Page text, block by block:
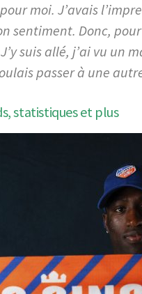
moi. J’avais
sentiment. Donc,
suis allé, j’ai vu un
passer à une
statistiques et plus